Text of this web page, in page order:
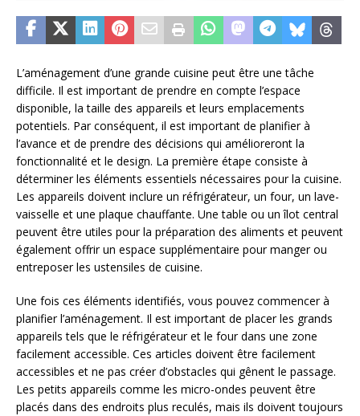
L’aménagement d’une grande cuisine peut être une tâche
difficile. Il est important de prendre en compte l’espace
disponible, la taille des appareils et leurs emplacements
potentiels. Par conséquent, il est important de planifier à
l’avance et de prendre des décisions qui amélioreront la
fonctionnalité et le design. La première étape consiste à
déterminer les éléments essentiels nécessaires pour la cuisine.
Les appareils doivent inclure un réfrigérateur, un four, un lave-
vaisselle et une plaque chauffante. Une table ou un îlot central
peuvent être utiles pour la préparation des aliments et peuvent
également offrir un espace supplémentaire pour manger ou
entreposer les ustensiles de cuisine.
Une fois ces éléments identifiés, vous pouvez commencer à
planifier l’aménagement. Il est important de placer les grands
appareils tels que le réfrigérateur et le four dans une zone
facilement accessible. Ces articles doivent être facilement
accessibles et ne pas créer d’obstacles qui gênent le passage.
Les petits appareils comme les micro-ondes peuvent être
placés dans des endroits plus reculés, mais ils doivent toujours